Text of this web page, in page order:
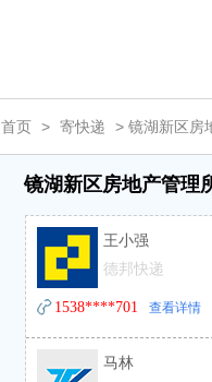
首页 > 寄快递 > 镜湖新区房
镜湖新区房地产管理
王小强
德邦快递
1538****701 查看详情
马林